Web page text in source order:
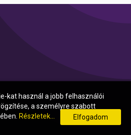
kat használ a jobb felhasználói
a személyre szabott
Részletek... Elfogadom